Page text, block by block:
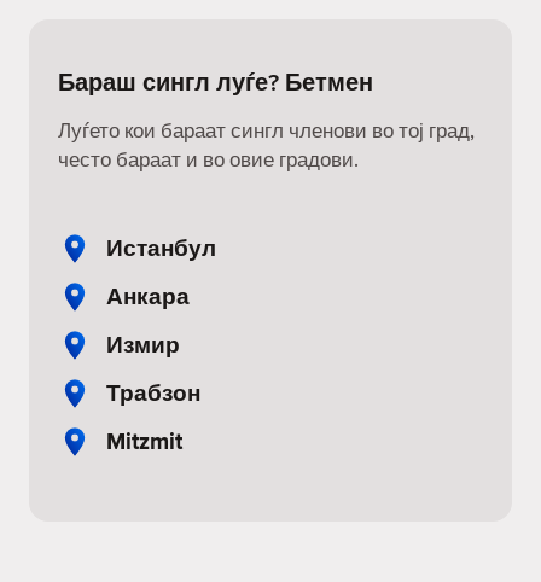
Бараш сингл луѓе? Бетмен
Луѓето кои бараат сингл членови во тој град,
често бараат и во овие градови.
Истанбул
Анкара
Измир
Трабзон
Mitzmit